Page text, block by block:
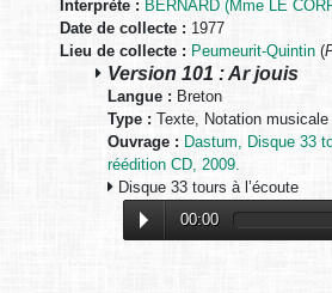
Interprète : BERNARD (Mme LE
Date de collecte : 1977
Lieu de collecte : Peumeurit-Quintin (
Version 101 : Ar jouis
Langue : Breton
Type : Texte, Notation musicale
Ouvrage : Dastum, Disque 33
réédition CD, 2009.
Disque 33 tours à l’écoute
00:00